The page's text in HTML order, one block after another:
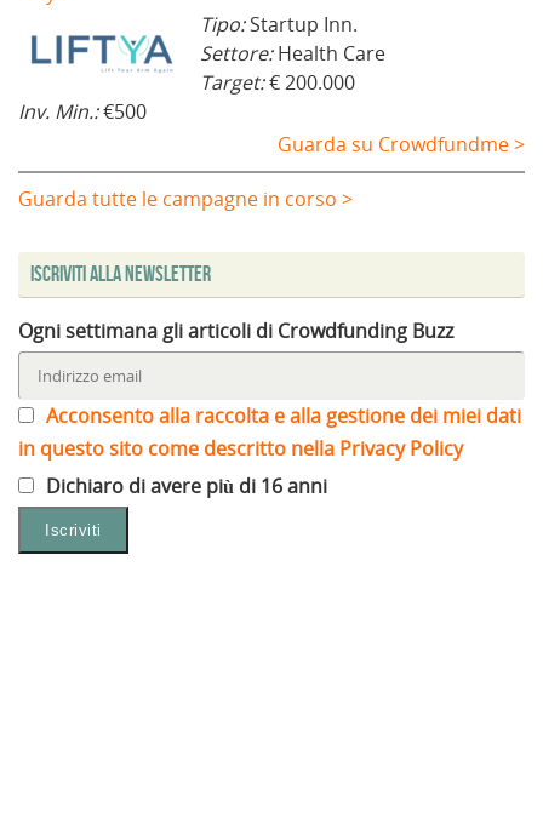
Tipo:Startup Inn.
Settore:Health Care
Target:€ 200.000
Inv. Min.:€500
Guarda su Crowdfundme >
Guarda tutte le campagne in corso >
Iscriviti alla Newsletter
Ogni settimana gli articoli di Crowdfunding Buzz
Acconsento alla raccolta e alla gestione dei miei dati
in questo sito come descritto nella Privacy Policy
Dichiaro di avere più di 16 anni